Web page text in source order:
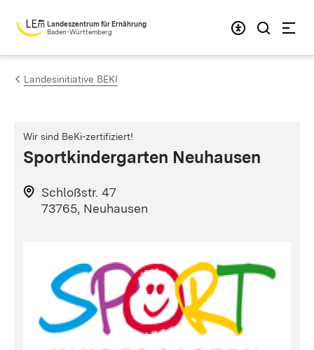
Zum Inhalt springen
Landeszentrum für Ernährung
Baden-Württemberg
Landesinitiative BEKI
Wir sind BeKi-zertifiziert!
Sportkindergarten Neuhausen
Schloßstr. 47
73765, Neuhausen